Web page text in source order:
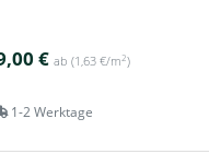
€ ab (1,63 €/m2)
1-2 Werktage